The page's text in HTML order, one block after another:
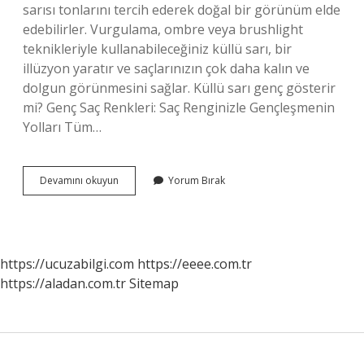
sarısı tonlarını tercih ederek doğal bir görünüm elde
edebilirler. Vurgulama, ombre veya brushlight
teknikleriyle kullanabileceğiniz küllü sarı, bir
illüzyon yaratır ve saçlarınızın çok daha kalın ve
dolgun görünmesini sağlar. Küllü sarı genç gösterir
mi? Genç Saç Renkleri: Saç Renginizle Gençleşmenin
Yolları Tüm…
Devamını okuyun
Sarı
Yorum Bırak
https://ucuzabilgi.com https://eeee.com.tr
https://aladan.com.trSitemap